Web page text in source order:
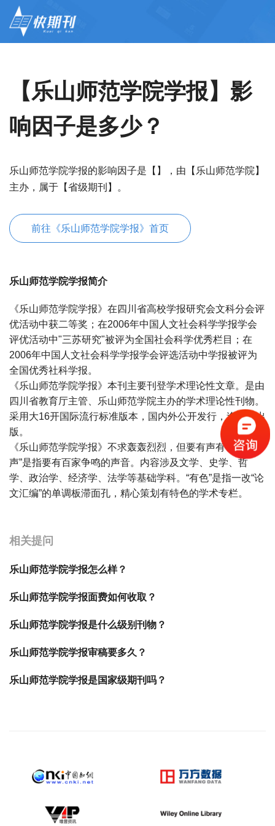
【乐山师范学院学报】影
响因子是多少？
乐山师范学院学报的影响因子是【】，由【乐山师范学院】
主办，属于【省级期刊】。
前往《乐山师范学院学报》首页
乐山师范学院学报简介
《乐山师范学院学报》在四川省高校学报研究会文科分会评
优活动中获二等奖；在2006年中国人文社会科学学报学会
评优活动中"三苏研究"被评为全国社会科学优秀栏目；在
2006年中国人文社会科学学报学会评选活动中学报被评为
全国优秀社科学报。
《乐山师范学院学报》本刊主要刊登学术理论性文章。是由
四川省教育厅主管、乐山师范学院主办的学术理论性刊物。
采用大16开国际流行标准版本，国内外公开发行，逢双月出
版。
《乐山师范学院学报》不求轰轰烈烈，但要有声有色。“有
声”是指要有百家争鸣的声音。内容涉及文学、史学、哲
学、政治学、经济学、法学等基础学科。“有色”是指一改“论
文汇编”的单调板滞面孔，精心策划有特色的学术专栏。
相关提问
乐山师范学院学报怎么样？
乐山师范学院学报面费如何收取？
乐山师范学院学报是什么级别刊物？
乐山师范学院学报审稿要多久？
乐山师范学院学报是国家级期刊吗？